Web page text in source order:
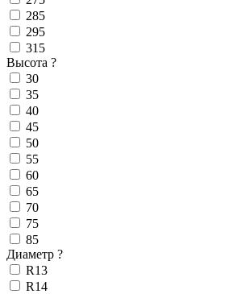
285
295
315
Высота ?
30
35
40
45
50
55
60
65
70
75
85
Диаметр ?
R13
R14